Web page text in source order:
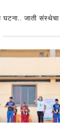
घटना.. जाती